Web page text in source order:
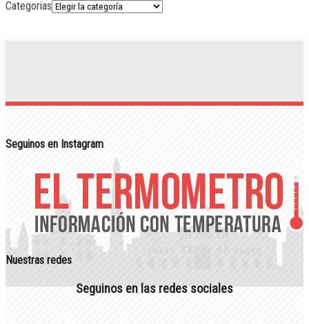
Categorias
Seguinos en Instagram
Nuestras redes
Seguinos en las redes sociales